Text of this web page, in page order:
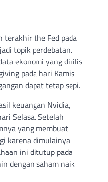
terakhir the Fed pada
topik perdebatan.
ekonomi yang dirilis
pada hari Kamis
dapat tetap sepi.
keuangan Nvidia,
Selasa. Setelah
yang membuat
karena dimulainya
ini ditutup pada
dengan saham naik